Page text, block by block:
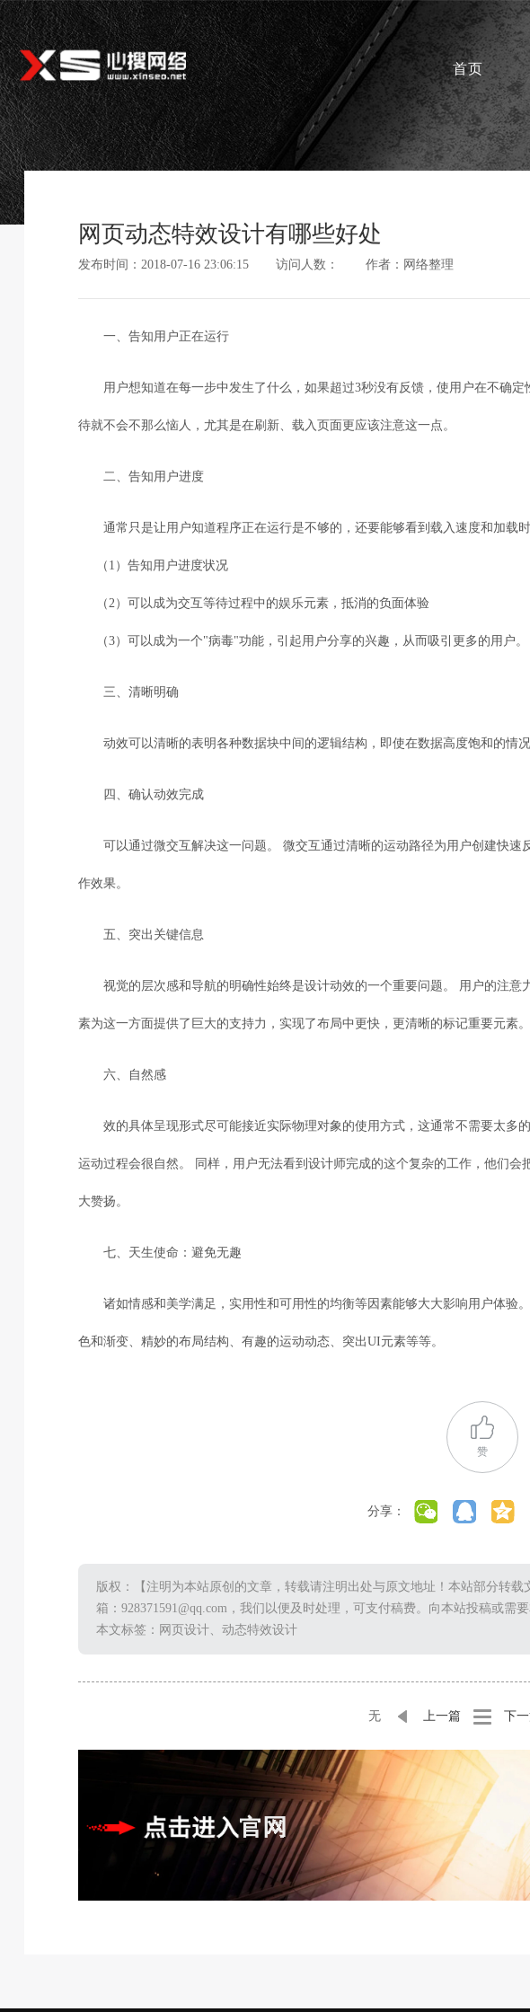
首页
网页动态特效设计有哪些好处
发布时间：2018-07-16 23:06:15 访问人数： 作者：网络整理
一、告知用户正在运行
用户想知道在每一步中发生了什么，如果超过3秒没有反馈，使用户在不确
待就不会不那么恼人，尤其是在刷新、载入页面更应该注意这一点。
二、告知用户进度
通常只是让用户知道程序正在运行是不够的，还要能够看到载入速度和加载
（1）告知用户进度状况
（2）可以成为交互等待过程中的娱乐元素，抵消的负面体验
（3）可以成为一个"病毒"功能，引起用户分享的兴趣，从而吸引更多的用户。
三、清晰明确
动效可以清晰的表明各种数据块中间的逻辑结构，即使在数据高度饱和的情
四、确认动效完成
可以通过微交互解决这一问题。 微交互通过清晰的运动路径为用户创建快
作效果。
五、突出关键信息
视觉的层次感和导航的明确性始终是设计动效的一个重要问题。 用户的注
素为这一方面提供了巨大的支持力，实现了布局中更快，更清晰的标记重要元素。
六、自然感
效的具体呈现形式尽可能接近实际物理对象的使用方式，这通常不需要太多
运动过程会很自然。 同样，用户无法看到设计师完成的这个复杂的工作，他们
大赞扬。
七、天生使命：避免无趣
诸如情感和美学满足，实用性和可用性的均衡等因素能够大大影响用户体验
色和渐变、精妙的布局结构、有趣的运动动态、突出UI元素等等。
赞
分享：
版权：【注明为本站原创的文章，转载请注明出处与原文地址！本站部分转
箱：928371591@qq.com，我们以便及时处理，可支付稿费。向本站投稿或需
本文标签：网页设计、动态特效设计
上一篇
无 下